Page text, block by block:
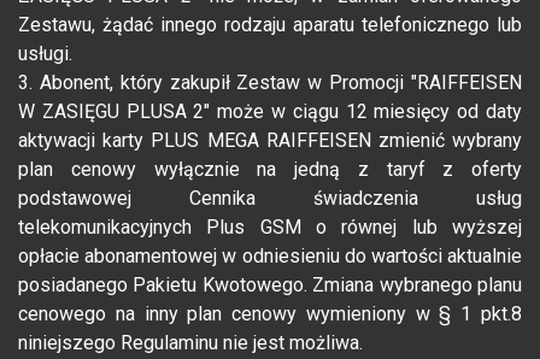
Zestawu, żądać innego rodzaju aparatu telefonicznego lub
usługi.
3. Abonent, który zakupił Zestaw w Promocji "RAIFFEISEN
W ZASIĘGU PLUSA 2" może w ciągu 12 miesięcy od daty
aktywacji karty PLUS MEGA RAIFFEISEN zmienić wybrany
plan cenowy wyłącznie na jedną z taryf z oferty
podstawowej Cennika świadczenia usług
telekomunikacyjnych Plus GSM o równej lub wyższej
opłacie abonamentowej w odniesieniu do wartości aktualnie
posiadanego Pakietu Kwotowego. Zmiana wybranego planu
cenowego na inny plan cenowy wymieniony w § 1 pkt.8
niniejszego Regulaminu nie jest możliwa.